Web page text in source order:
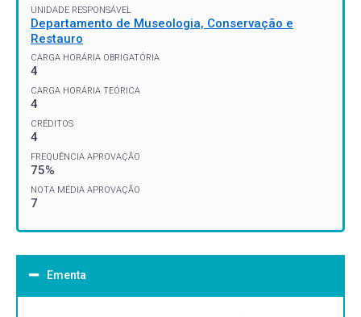
UNIDADE RESPONSÁVEL
Departamento de Museologia, Conservação e
Restauro
CARGA HORÁRIA OBRIGATÓRIA
4
CARGA HORÁRIA TEÓRICA
4
CRÉDITOS
4
FREQUÊNCIA APROVAÇÃO
75%
NOTA MÉDIA APROVAÇÃO
7
Ementa